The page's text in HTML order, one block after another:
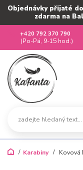
Objednávky přijaté
zdarma na
+420 792 370 790
(Po-Pá, 9-15 hod.)
Karabiny Kovová